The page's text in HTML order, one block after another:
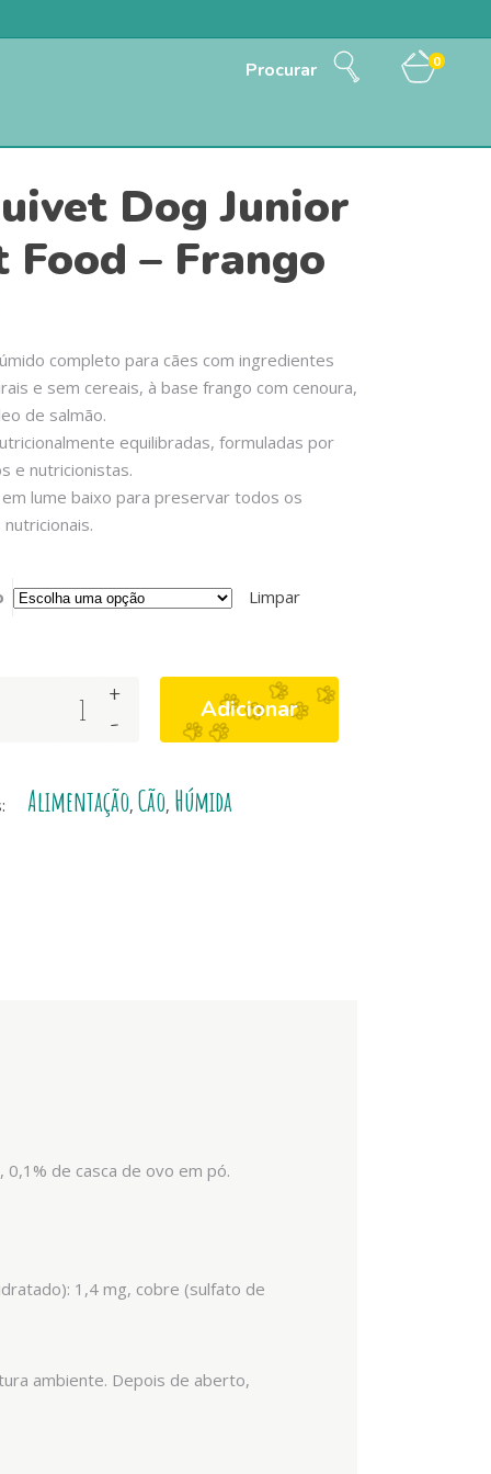
Procurar 0
Dog Junior
Food – Frango
completo para cães com ingredientes
e sem cereais, à base frango com cenoura,
de salmão.
equilibradas, formuladas por
e nutricionistas.
em lume baixo para preservar todos os
Limpar
-
+ Adicionar
Alimentação, Cão, Húmida
de casca de ovo em pó.
1,4 mg, cobre (sulfato de
ambiente. Depois de aberto,